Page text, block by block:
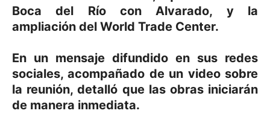
Boca del Río con Alvarado, y la
ampliación del World Trade Center.
En un mensaje difundido en sus redes
sociales, acompañado de un video sobre
la reunión, detalló que las obras iniciarán
de manera inmediata.